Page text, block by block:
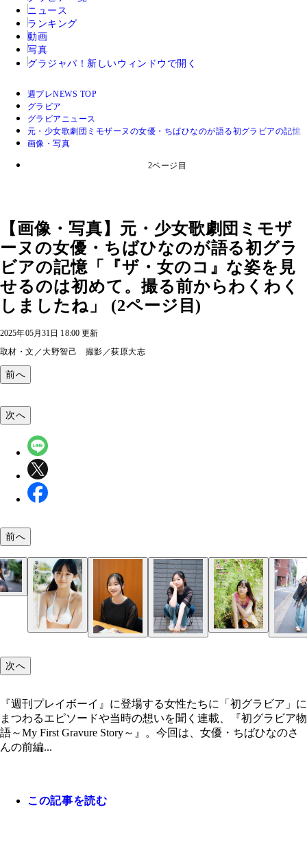
ニュース
ランキング
動画
写真
グラジャパ！ 新しいウィンドウで開く
週プレNEWS TOP
グラビア
グラビアニュース
元・少女歌劇団ミモザーヌの女優・ちばひなのが語る初グラビアの記
画像・写真
2ページ目
【画像・写真】元・少女歌劇団ミモザ
ーヌの女優・ちばひなのが語る初グラ
ビアの記憶「『ザ・女のコ』な姿を見
せるのは初めて。撮る前からわくわく
しましたね」 (2ページ目)
2025年05月31日 18:00 更新
取材・文／大野智己 撮影／荻原大志
前へ
ちばひなの
次へ
前へ
次へ
『週刊プレイボーイ』に登場する女性たちに「初グラビア」に
まつわるエピソードや当時の想いを聞く連載、『初グラビア物
語～My First Gravure Story～』。今回は、女優・ちばひなのさ
んの前編...
この記事を読む